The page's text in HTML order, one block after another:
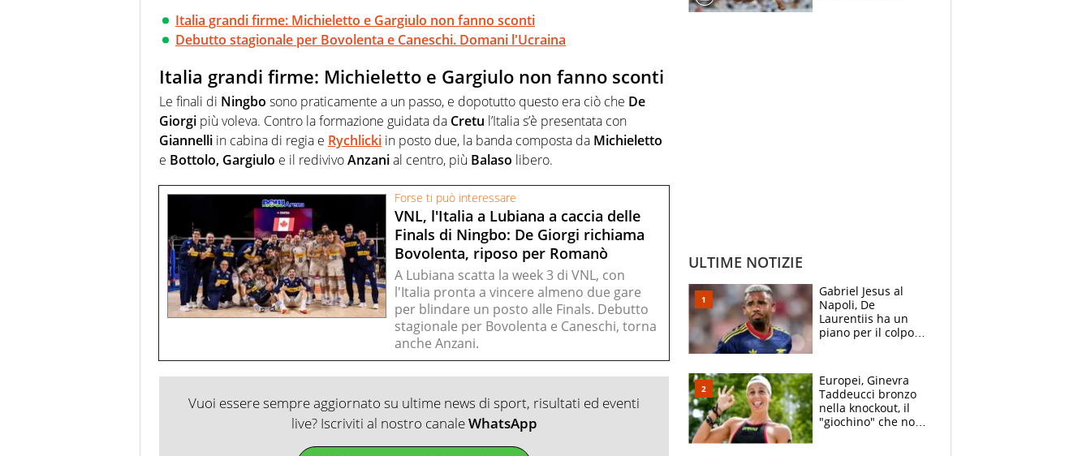
Italia grandi firme: Michieletto e Gargiulo non fanno sconti
Debutto stagionale per Bovolenta e Caneschi. Domani l'Ucraina
Italia grandi firme: Michieletto e Gargiulo non fanno sconti
Le finali di Ningbo sono praticamente a un passo, e dopotutto questo era ciò che De
Giorgi più voleva. Contro la formazione guidata da Cretu l’Italia s’è presentata con
Giannelli in cabina di regia e Rychlicki in posto due, la banda composta da Michieletto
e Bottolo, Gargiulo e il redivivoAnzanial centro, più Balaso libero.
Forse ti può interessare
VNL, l'Italia a Lubiana a caccia delle
Finals di Ningbo: De Giorgi richiama
Bovolenta, riposo per Romanò
A Lubiana scatta la week 3 di VNL, con
l'Italia pronta a vincere almeno due gare
per blindare un posto alle Finals. Debutto
stagionale per Bovolenta e Caneschi, torna
anche Anzani.
Vuoi essere sempre aggiornato su ultime news di sport, risultati ed eventi
live? Iscriviti al nostro canaleWhatsApp
ULTIME NOTIZIE
Gabriel Jesus al
Napoli, De
Laurentiis ha un
piano per il colpo
Lucca
Europei, Ginevra
Taddeucci bronzo
nella knockout, il
"giochino" che non